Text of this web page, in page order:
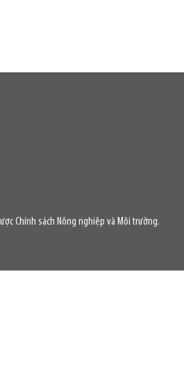
Chính sách Nông nghiệp và Môi trường.